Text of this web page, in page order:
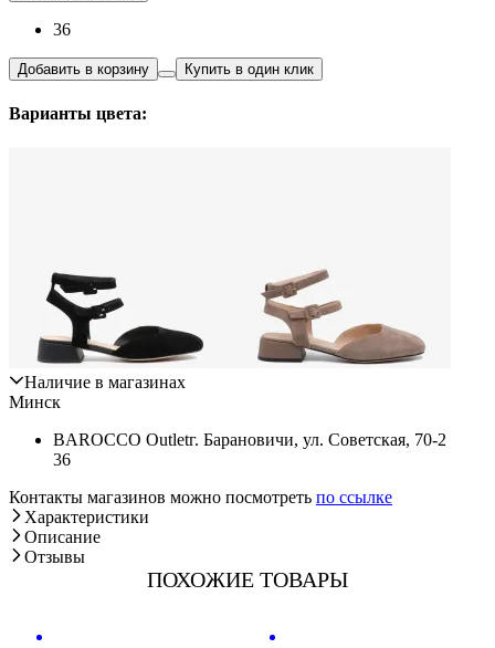
36
Добавить в корзину Купить в один клик
Варианты цвета:
Наличие в магазинах
Минск
BAROCCO Outletг. Барановичи, ул. Советская, 70-2
36
Контакты магазинов можно посмотреть по ссылке
Характеристики
Описание
Отзывы
ПОХОЖИЕ ТОВАРЫ